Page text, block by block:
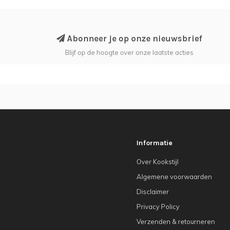
Abonneer je op onze nieuwsbrief
Blijf op de hoogte over onze laatste acties
Informatie
Over Kookstijl
Algemene voorwaarden
Disclaimer
Privacy Policy
Verzenden & retourneren